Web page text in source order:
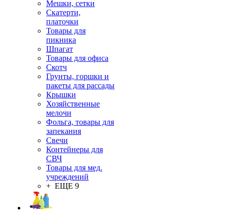
Мешки, сетки
Скатерти,
платочки
Товары для
пикника
Шпагат
Товары для офиса
Скотч
Грунты, горшки и
пакеты для рассады
Крышки
Хозяйственные
мелочи
Фольга, товары для
запекания
Свечи
Контейнеры для
СВЧ
Товары для мед.
учреждений
+ ЕЩЕ 9